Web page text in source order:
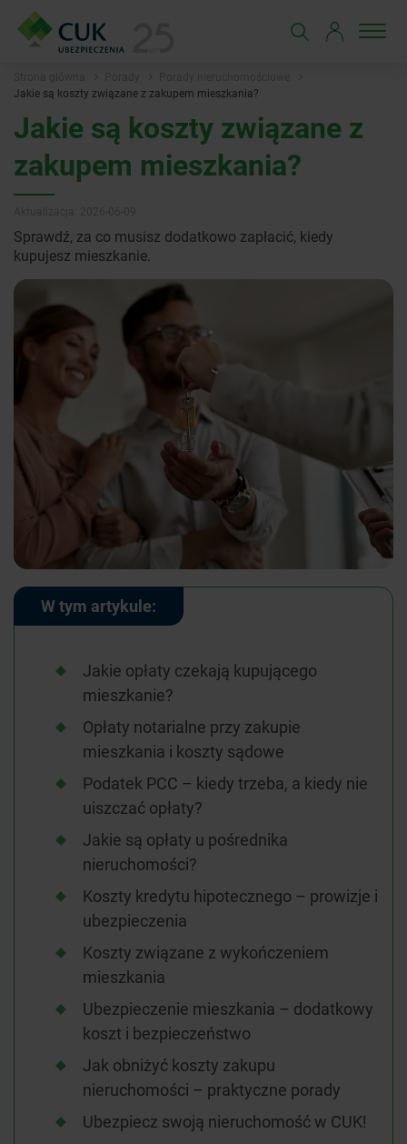
Jakie są koszty związane z zakupem mieszkania?
Jakie są koszty związane z
zakupem mieszkania?
Sprawdź, za co musisz dodatkowo zapłacić, kiedy
kupujesz mieszkanie.
W tym artykule:
Jakie opłaty czekają kupującego
mieszkanie?
Opłaty notarialne przy zakupie
mieszkania i koszty sądowe
Podatek PCC – kiedy trzeba, a kiedy nie
uiszczać opłaty?
Jakie są opłaty u pośrednika
nieruchomości?
Koszty kredytu hipotecznego – prowizje i
ubezpieczenia
Koszty związane z wykończeniem
mieszkania
Ubezpieczenie mieszkania – dodatkowy
koszt i bezpieczeństwo
Jak obniżyć koszty zakupu
nieruchomości – praktyczne porady
Ubezpiecz swoją nieruchomość w CUK!